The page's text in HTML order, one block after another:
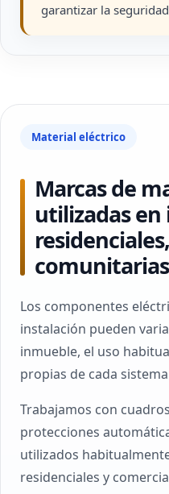
garantizar la
Material eléctrico
Marcas de
utilizadas
comunitarias
Los componentes
instalación pueden
inmueble, el uso
propias de cada
Trabajamos con
protecciones
utilizados
residenciales y